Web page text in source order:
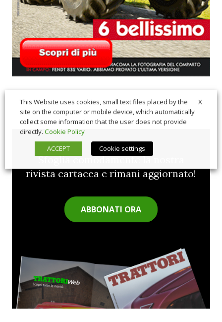
Sfoglia comodamente la nostra
rivista cartacea e rimani aggiornato!
ABBONATI ORA
X
This Website uses cookies, small text files placed by the
site on the computer or mobile device, which automatically
collect some information that the user does not provide
directly. Cookie Policy
ACCEPT
Cookie settings